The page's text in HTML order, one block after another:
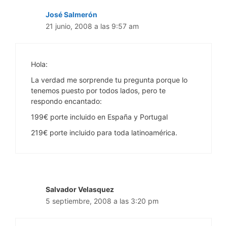
José Salmerón
21 junio, 2008 a las 9:57 am
Hola:
La verdad me sorprende tu pregunta porque lo
tenemos puesto por todos lados, pero te
respondo encantado:
199€ porte incluido en España y Portugal
219€ porte incluido para toda latinoamérica.
Salvador Velasquez
5 septiembre, 2008 a las 3:20 pm